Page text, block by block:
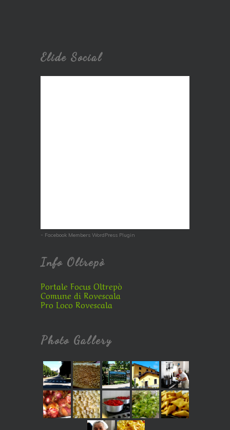
Elide Social
- Facebook Members WordPress Plugin
Info Oltrepò
Portale Focus Oltrepò
Comune di Rovescala
Pro Loco Rovescala
Photo Gallery